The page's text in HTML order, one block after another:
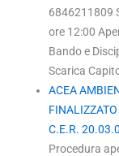
6846211809
ore 12:00
Bando e
Scarica
ACEA
C.E.R.
Procedura